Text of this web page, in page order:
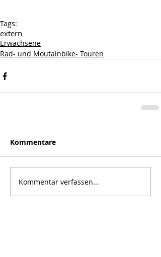
Tags:
extern
Erwachsene
Rad- und Moutainbike- Touren
Kommentare
Kommentar verfassen...